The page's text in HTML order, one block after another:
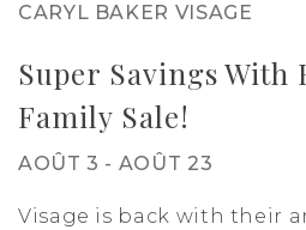
CARYL BAKER VISAGE
Super Savings With
Family Sale!
AOÛT 3 - AOÛT 23
Visage is back with their